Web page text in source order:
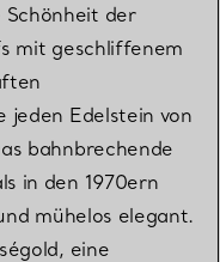
Schönheit der
mit geschliffenem
Edelstein von
bahnbrechende
in den 1970ern
mühelos elegant.
eine